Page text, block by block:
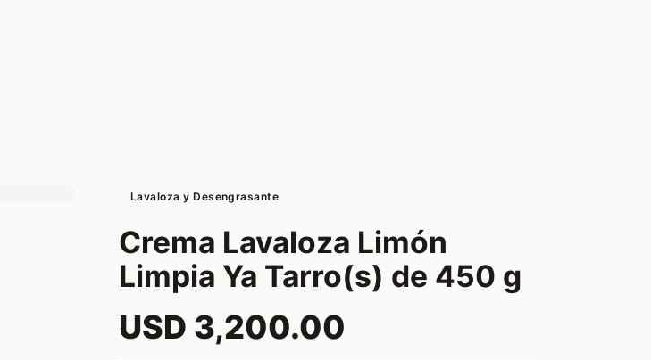
Lavaloza y Desengrasante
Crema Lavaloza Limón
Limpia Ya Tarro(s) de 450 g
USD 3,200.00